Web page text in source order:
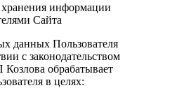
информации
Сайта
данных Пользователя
с законодательством
обрабатывает
в целях: